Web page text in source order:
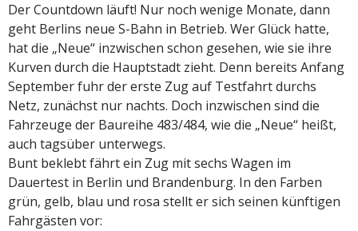
Der Countdown läuft! Nur noch wenige Monate, dann
geht Berlins neue S-Bahn in Betrieb. Wer Glück hatte,
hat die „Neue“ inzwischen schon gesehen, wie sie ihre
Kurven durch die Hauptstadt zieht. Denn bereits Anfang
September fuhr der erste Zug auf Testfahrt durchs
Netz, zunächst nur nachts. Doch inzwischen sind die
Fahrzeuge der Baureihe 483/484, wie die „Neue“ heißt,
auch tagsüber unterwegs.
Bunt beklebt fährt ein Zug mit sechs Wagen im
Dauertest in Berlin und Brandenburg. In den Farben
grün, gelb, blau und rosa stellt er sich seinen künftigen
Fahrgästen vor: